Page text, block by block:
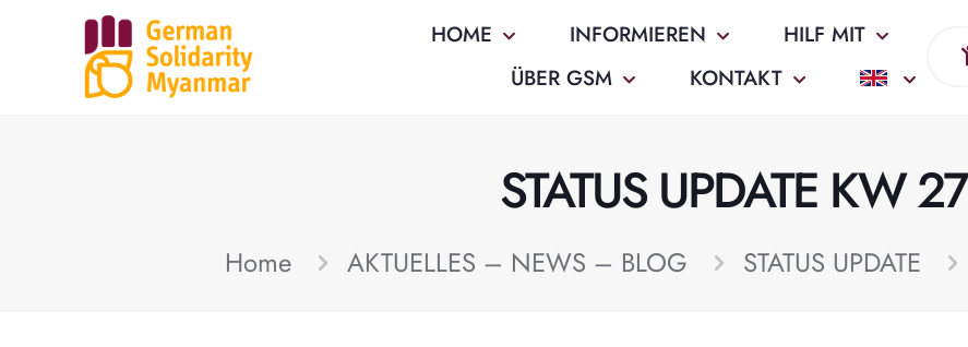
HOME INFORMIEREN
HILF MIT
ÜBER GSM
KONTAKT
STATUS UPDATE KW 27
Home AKTUELLES – NEWS – BLOG STATUS UPDATE